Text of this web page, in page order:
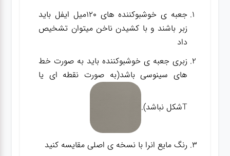
جعبه ی خوشبوکننده های 120میل ایفل باید
زبر باشند و با کشیدن ناخن میتوان تشخیص
داد
زبری جعبه ی خوشبوکننده باید به صورت خط
های سینوسی باشد(به صورت نقطه ای یا
Tشکل نباشد).
رنگ مایع انرا با نسخه ی اصلی مقایسه کنید